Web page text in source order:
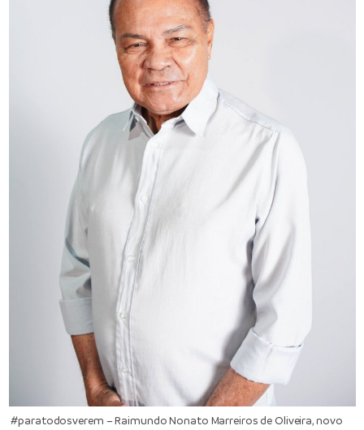
#paratodosverem – Raimundo Nonato Marreiros de Oliveira, novo